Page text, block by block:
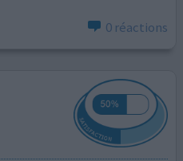
0 réactions